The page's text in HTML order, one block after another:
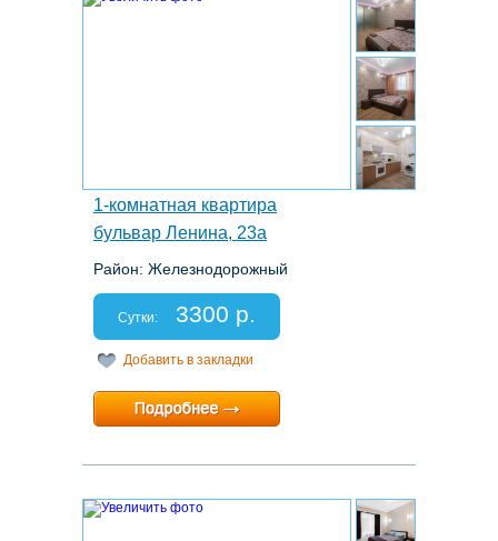
1-комнатная квартира
бульвар Ленина, 23а
Район: Железнодорожный
Спальных мест: 2+2
Отчетные документы: есть
Сутки: 3300 р.
Добавить в закладки
Минимальный срок:1 суток
Расчетный час:10:00